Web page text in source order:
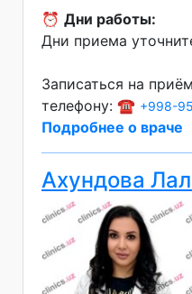
⏰ Дни работы:
Дни приема
Записаться на
телефону: ☎️ +998-
Подробнее о враче
Ахундова